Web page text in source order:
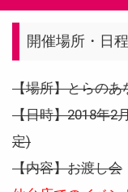
開催場所・日
【場所】とらのあ
【日時】2018年2
定)
【内容】お渡し会